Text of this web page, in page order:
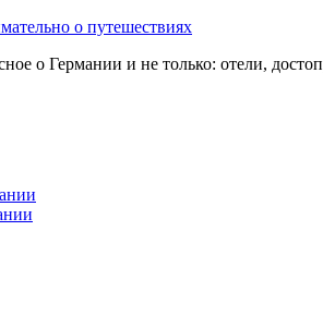
о путешествиях
о Германии и не только: отели,